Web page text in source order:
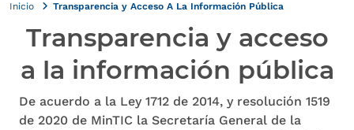
Inicio Transparencia y Acceso A La Información Pública
Transparencia y acceso
a la información pública
De acuerdo a la Ley 1712 de 2014, y resolución 1519
de 2020 de MinTIC la Secretaría General de la